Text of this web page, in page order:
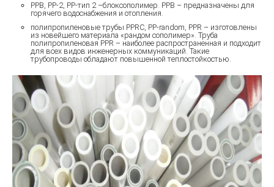
РРВ, РР-2, РР-тип 2 –блоксополимер. РРВ – предназначены для
горячего водоснабжения и отопления.
полипропиленовые трубы PPRC, PP-random, PPR – изготовлены
из новейшего материала «рандом сополимер». Труба
полипропиленовая PPR – наиболее распространенная и подходит
для всех видов инженерных коммуникаций. Такие
трубопроводы обладают повышенной теплостойкостью.